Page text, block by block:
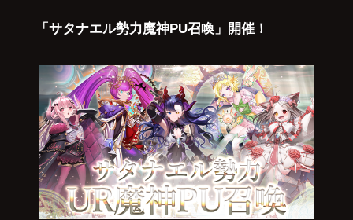
「サタナエル勢力魔神PU召喚」開催！